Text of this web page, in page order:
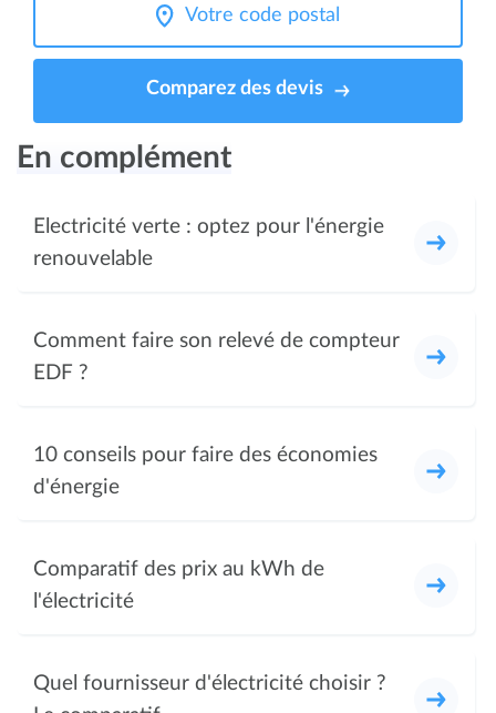
Comparez des devis
En complément
Electricité verte : optez pour l'énergie
renouvelable
Comment faire son relevé de compteur
EDF ?
10 conseils pour faire des économies
d'énergie
Comparatif des prix au kWh de
l'électricité
Quel fournisseur d'électricité choisir ?